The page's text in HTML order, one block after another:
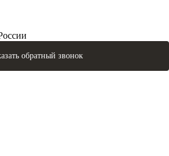
обратный звонок